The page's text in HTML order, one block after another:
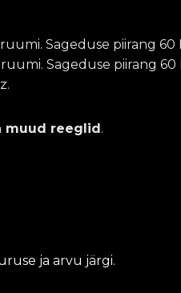
Sageduse piirang 60
Sageduse piirang 60
muud reeglid.
ja arvu järgi.